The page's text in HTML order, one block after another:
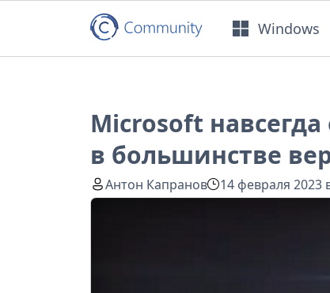
Windows
Microsoft
в большинстве
Антон Капранов 14 февраля 2023